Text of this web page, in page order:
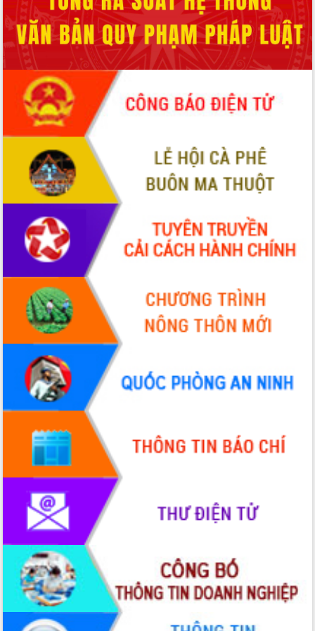
món ăn từ sầu riêng
Đắk Lắk công bố Quy hoạch và xúc
tiến đầu tư tỉnh
Ngành cá ngừ Đắk Lắk chủ động thích
ứng để giữ vững thị trường xuất khẩu
Diễn đàn Kinh tế tư nhân Việt Nam đột
phá cơ chế - Hợp tác công tư
Đề án 06 tạo bước ngoặt đột phá trong
cải cách hành chính tỉnh Đắk Lắk
Kết nối tour, đẩy mạnh chuyển đổi số
để phát triển du lịch Đắk Lắk
Khởi động Dự án Đầu tư xây dựng hạ
tầng kỹ thuật Cụm công nghiệp Tân
Tiến
Gặp mặt các cơ quan báo chí nhân Kỷ
niệm 101 năm Ngày Báo chí Cách
mạng Việt Nam
Đắk Lắk sơ kết 4 năm triển khai thực
hiện Đề án 06 của Chính phủ
Họp báo thông tin về Hội nghị Công bố
Quy hoạch và Xúc tiến đầu tư tỉnh Đắk
Khơi thông điểm nghẽn, đẩy nhanh
giải ngân vốn khắc phục thiên tai
HĐND tỉnh thông qua điều chỉnh Quy
hoạch tỉnh thời kỳ 2021-2030
Hội thảo góp ý hồ sơ điều chỉnh quy
hoạch tỉnh Đắk Lắk thời kỳ 2021-2030,
tầm nhìn đến năm 2050
Nâng cao hiệu quả hoạt động của các
Hội nghị triển khai kết nối mạng
truyền số liệu chuyên dùng phục vụ cơ
quan Đảng, Nhà nước
Lễ phát động chuỗi hoạt động chung
tay làm sạch môi trường
Xã Ea Kar bước chuyển mình trong
công tác cải cách hành chính mô hình
mới
UBND tỉnh họp báo định kỳ tháng 4
năm 2026